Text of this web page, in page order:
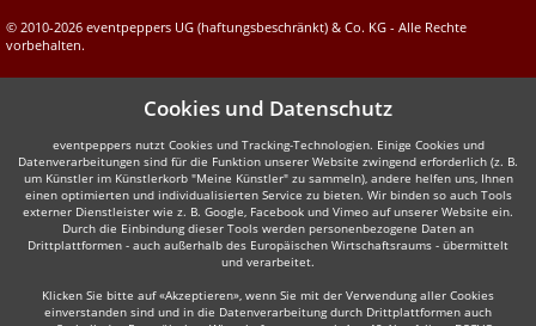
© 2010-2026 eventpeppers UG (haftungsbeschränkt) & Co. KG - Alle Rechte
vorbehalten.
Cookies und Datenschutz
eventpeppers nutzt Cookies und Tracking-Technologien. Einige Cookies und
Datenverarbeitungen sind für die Funktion unserer Website zwingend erforderlich (z. B.
um Künstler im Künstlerkorb "Meine Künstler" zu sammeln), andere helfen uns, Ihnen
einen optimierten und individualisierten Service zu bieten. Wir binden so auch Tools
externer Dienstleister wie z. B. Google, Facebook und Vimeo auf unserer Website ein.
Durch die Einbindung dieser Tools werden personenbezogene Daten an
Drittplattformen - auch außerhalb des Europäischen Wirtschaftsraums - übermittelt
und verarbeitet.
Klicken Sie bitte auf «Akzeptieren», wenn Sie mit der Verwendung aller Cookies
einverstanden sind und in die Datenverarbeitung durch Drittplattformen auch